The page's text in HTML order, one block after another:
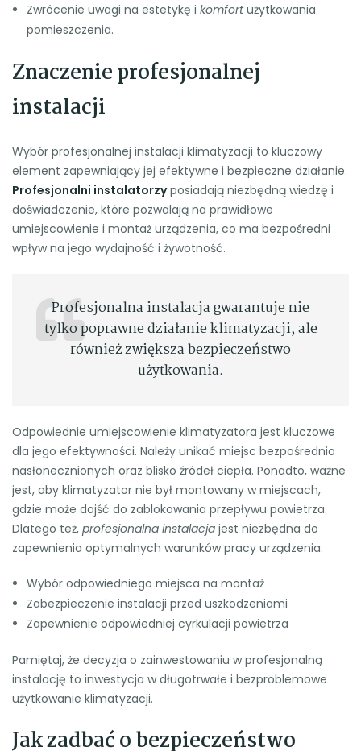
Zwrócenie uwagi na estetykę i komfortużytkowania
pomieszczenia.
Znaczenie profesjonalnej
instalacji
Wybór profesjonalnej instalacji klimatyzacji to kluczowy
element zapewniający jej efektywne i bezpieczne działanie.
Profesjonalni instalatorzyposiadają niezbędną wiedzę i
doświadczenie, które pozwalają na prawidłowe
umiejscowienie i montaż urządzenia, co ma bezpośredni
wpływ na jego wydajność i żywotność.
Profesjonalna instalacja gwarantuje nie
tylko poprawne działanie klimatyzacji, ale
również zwiększa bezpieczeństwo
użytkowania.
Odpowiednie umiejscowienie klimatyzatora jest kluczowe
dla jego efektywności. Należy unikać miejsc bezpośrednio
nasłonecznionych oraz blisko źródeł ciepła. Ponadto, ważne
jest, aby klimatyzator nie był montowany w miejscach,
gdzie może dojść do zablokowania przepływu powietrza.
Dlatego też, profesjonalna instalacja jest niezbędna do
zapewnienia optymalnych warunków pracy urządzenia.
Wybór odpowiedniego miejsca na montaż
Zabezpieczenie instalacji przed uszkodzeniami
Zapewnienie odpowiedniej cyrkulacji powietrza
Pamiętaj, że decyzja o zainwestowaniu w profesjonalną
instalację to inwestycja w długotrwałe i bezproblemowe
użytkowanie klimatyzacji.
Jak zadbać o bezpieczeństwo